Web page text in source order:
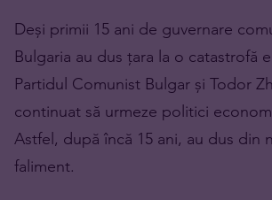
Deși primii 15 ani de guvernare
Bulgaria au dus țara la o catastrofă
Partidul Comunist Bulgar și Todor
continuat să urmeze politici
Astfel, după încă 15 ani, au dus din
faliment.